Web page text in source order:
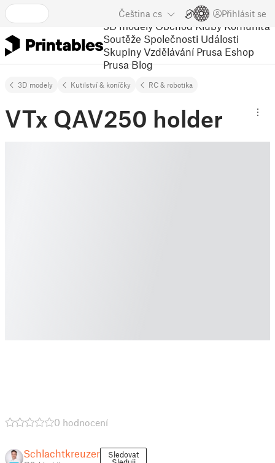
Čeština cs Přihlásit se
3D modely Obchod Kluby Komunita
Soutěže Společnosti Události
Skupiny Vzdělávání Prusa Eshop
Prusa Blog
3D modely Kutilství & koníčky RC & robotika
VTx QAV250 holder
0 hodnocení
Schlachtkreuzer Sledovat